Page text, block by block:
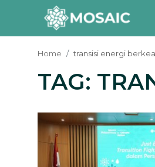
Contact
Risalah
Team Kami
Home transisi energi
TAG: